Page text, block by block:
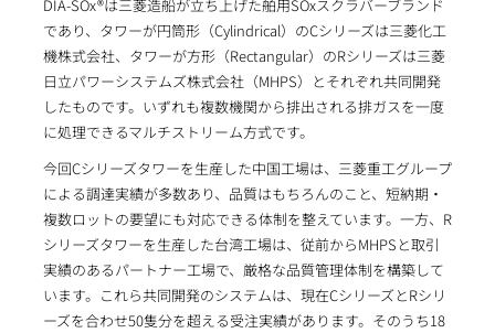
DIA-SOx®は三菱造船が立ち上げた舶用SOxスクラバーブランド
であり、タワーが円筒形（Cylindrical）のCシリーズは三菱化工
機株式会社、タワーが方形（Rectangular）のRシリーズは三菱
日立パワーシステムズ株式会社（MHPS）とそれぞれ共同開発
したものです。いずれも複数機関から排出される排ガスを一度
に処理できるマルチストリーム方式です。
今回Cシリーズタワーを生産した中国工場は、三菱重工グループ
による調達実績が多数あり、品質はもちろんのこと、短納期・
複数ロットの要望にも対応できる体制を整えています。一方、R
シリーズタワーを生産した台湾工場は、従前からMHPSと取引
実績のあるパートナー工場で、厳格な品質管理体制を構築して
います。これら共同開発のシステムは、現在CシリーズとRシリ
ーズを合わせ50隻分を超える受注実績があります。そのうち18